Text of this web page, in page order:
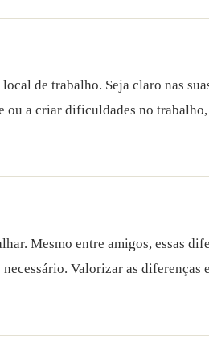
de trabalho. Seja claro nas
a criar dificuldades no
Mesmo entre amigos, essas
Valorizar as diferenças